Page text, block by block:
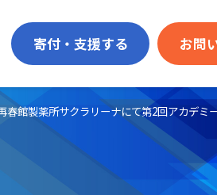
寄付・支援する お問
春館製薬所サクラリーナにて第2回アカデミ